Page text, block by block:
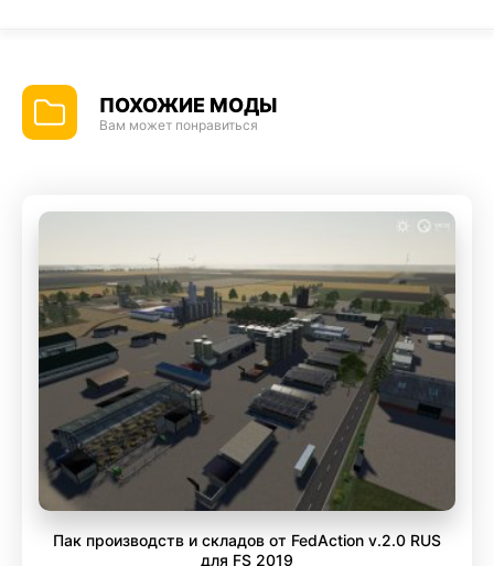
ПОХОЖИЕ МОДЫ
Вам может понравиться
Пак производств и складов от FedAction v.2.0 RUS
для FS 2019